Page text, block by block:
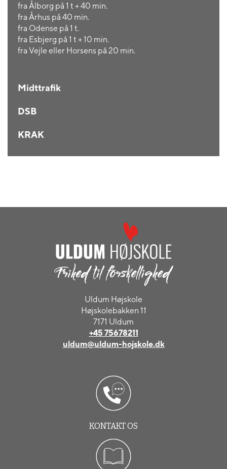
fra Ålborg på 1 t + 40 min.
fra Århus på 40 min.
fra Odense på 1 t.
fra Esbjerg på 1 t + 10 min.
fra Vejle eller Horsens på 20 min.
Midttrafik
DSB
KRAK
Uldum Højskole
Højskolebakken 11
7171 Uldum
+45 75678211
uldum@uldum-hojskole.dk
KONTAKT OS